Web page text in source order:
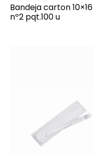
Bandeja carton 10×16
nº2 pqt.100 u